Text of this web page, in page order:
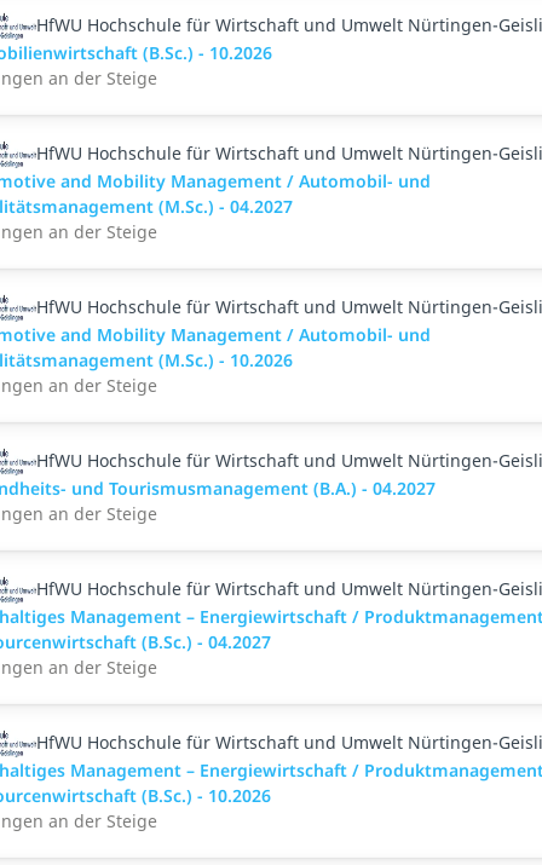
HfWU Hochschule für Wirtschaft und Umwelt Nürtingen-
(B.Sc.) - 10.2026
an der Steige
HfWU Hochschule für Wirtschaft und Umwelt Nürtingen-
and Mobility Management / Automobil- und
(M.Sc.) - 04.2027
an der Steige
HfWU Hochschule für Wirtschaft und Umwelt Nürtingen-
and Mobility Management / Automobil- und
(M.Sc.) - 10.2026
an der Steige
HfWU Hochschule für Wirtschaft und Umwelt Nürtingen-
und Tourismusmanagement (B.A.) - 04.2027
an der Steige
HfWU Hochschule für Wirtschaft und Umwelt Nürtingen-
Management – Energiewirtschaft /
(B.Sc.) - 04.2027
an der Steige
HfWU Hochschule für Wirtschaft und Umwelt Nürtingen-
Management – Energiewirtschaft /
(B.Sc.) - 10.2026
an der Steige